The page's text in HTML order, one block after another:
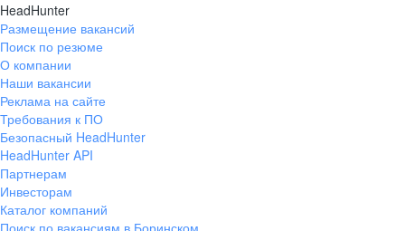
HeadHunter
Размещение вакансий
Поиск по резюме
О компании
Наши вакансии
Реклама на сайте
Требования к ПО
Безопасный HeadHunter
HeadHunter API
Партнерам
Инвесторам
Каталог компаний
Поиск по вакансиям в Боринском